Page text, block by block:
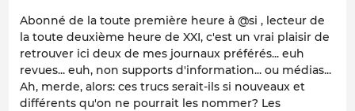
Abonné de la toute première heure à @si , lecteur de
la toute deuxième heure de XXI, c'est un vrai plaisir de
retrouver ici deux de mes journaux préférés... euh
revues... euh, non supports d'information... ou médias...
Ah, merde, alors: ces trucs serait-ils si nouveaux et
différents qu'on ne pourrait les nommer? Les